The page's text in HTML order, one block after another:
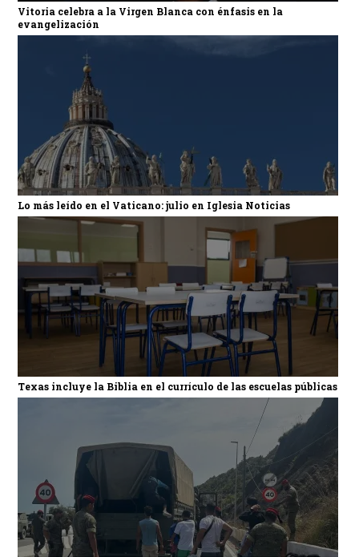
Vitoria celebra a la Virgen Blanca con énfasis en la
evangelización
Lo más leído en el Vaticano: julio en Iglesia Noticias
Texas incluye la Biblia en el currículo de las escuelas públicas